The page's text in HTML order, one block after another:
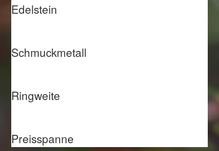
Edelstein
Schmuckmetall
Ringweite
Preisspanne